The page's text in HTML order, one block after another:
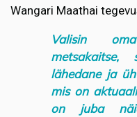
Wangari Maathai
Valisin
lähedane ja
mis on
on juba